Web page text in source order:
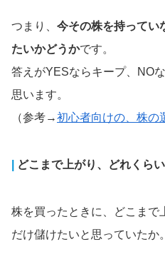
つまり、 今その株を持ってい
たいかどうかです。
答えがYESならキープ、NO
思います。
（参考→初心者向けの、株の
どこまで上がり、どれくら
株を買ったときに、どこまで
だけ儲けたいと思っていたか。